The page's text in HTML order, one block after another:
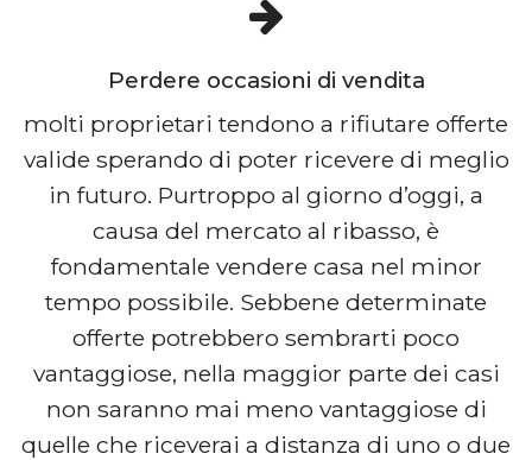
Perdere occasioni di vendita
molti proprietari tendono a rifiutare offerte
valide sperando di poter ricevere di meglio
in futuro. Purtroppo al giorno d’oggi, a
causa del mercato al ribasso, è
fondamentale vendere casa nel minor
tempo possibile. Sebbene determinate
offerte potrebbero sembrarti poco
vantaggiose, nella maggior parte dei casi
non saranno mai meno vantaggiose di
quelle che riceverai a distanza di uno o due